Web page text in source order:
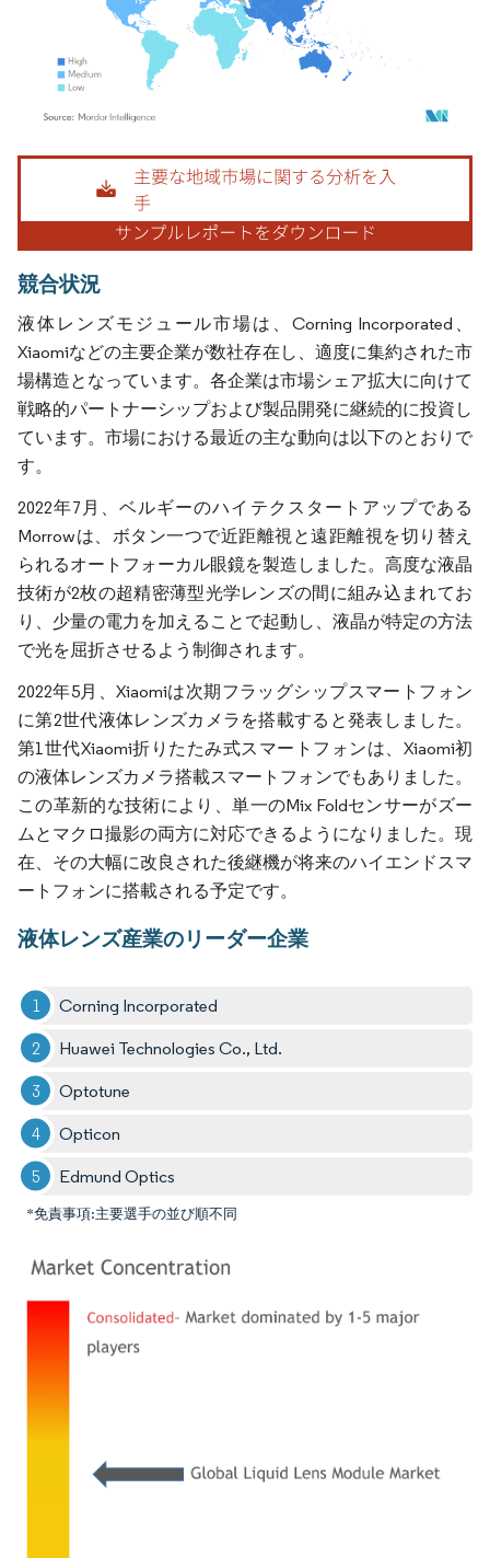
画像 © Mordor Intelligence。再利用にはCC BY 4.0の表示が必要です。
競合状況
液体レンズモジュール市場は、Corning Incorporated、
Xiaomiなどの主要企業が数社存在し、適度に集約された市
場構造となっています。各企業は市場シェア拡大に向けて
戦略的パートナーシップおよび製品開発に継続的に投資し
ています。市場における最近の主な動向は以下のとおりで
す。
2022年7月、ベルギーのハイテクスタートアップである
Morrowは、ボタン一つで近距離視と遠距離視を切り替え
られるオートフォーカル眼鏡を製造しました。高度な液晶
技術が2枚の超精密薄型光学レンズの間に組み込まれてお
り、少量の電力を加えることで起動し、液晶が特定の方法
で光を屈折させるよう制御されます。
2022年5月、Xiaomiは次期フラッグシップスマートフォン
に第2世代液体レンズカメラを搭載すると発表しました。
第1世代Xiaomi折りたたみ式スマートフォンは、Xiaomi初
の液体レンズカメラ搭載スマートフォンでもありました。
この革新的な技術により、単一のMix Foldセンサーがズー
ムとマクロ撮影の両方に対応できるようになりました。現
在、その大幅に改良された後継機が将来のハイエンドスマ
ートフォンに搭載される予定です。
液体レンズ産業のリーダー企業
Corning Incorporated
Huawei Technologies Co., Ltd.
Optotune
Opticon
Edmund Optics
*免責事項:主要選手の並び順不同